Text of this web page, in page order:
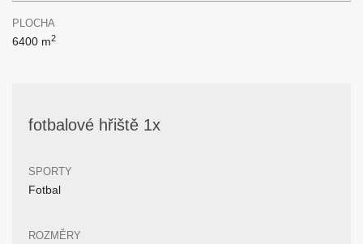
PLOCHA
6400 m2
fotbalové hřiště 1x
SPORTY
Fotbal
ROZMĚRY